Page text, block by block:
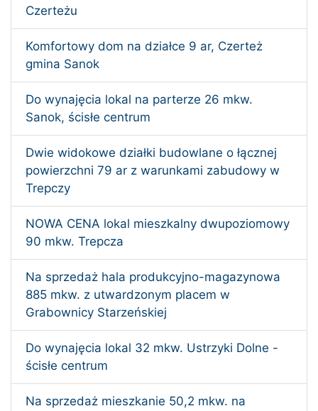
Czerteżu
Komfortowy dom na działce 9 ar, Czerteż
gmina Sanok
Do wynajęcia lokal na parterze 26 mkw.
Sanok, ścisłe centrum
Dwie widokowe działki budowlane o łącznej
powierzchni 79 ar z warunkami zabudowy w
Trepczy
NOWA CENA lokal mieszkalny dwupoziomowy
90 mkw. Trepcza
Na sprzedaż hala produkcyjno-magazynowa
885 mkw. z utwardzonym placem w
Grabownicy Starzeńskiej
Do wynajęcia lokal 32 mkw. Ustrzyki Dolne -
ścisłe centrum
Na sprzedaż mieszkanie 50,2 mkw. na